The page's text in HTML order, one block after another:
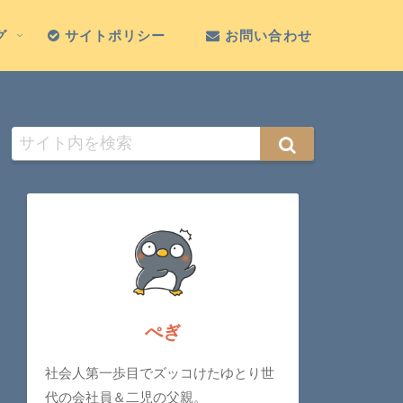
サイトポリシー お問い合わせ
ぺぎ
社会人第一歩目でズッコけたゆとり世
代の会社員＆二児の父親。